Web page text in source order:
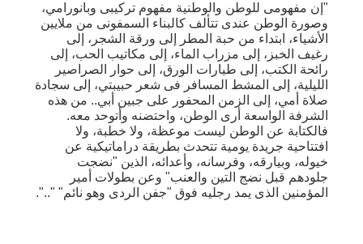
"إن مفهومى للوطن والوطنية مفهوم تركيبى وبانورامي،
وصورة الوطن عندى تتألف كالبناء السمفونى من ملايين
الأشياء، ابتداء من حبة المطر إلى ورقة الشجر، إلى
رغيف الخبز، إلى مزراب الماء، إلى مكاتيب الحب، إلى
رائحة الكتب، إلى طيارات الورق، إلى حوار الصراصير
الليلية، إلى المشط المسافر فى شعر حبيبتي، إلى سجادة
صلاة أمي، إلى الزمن المحفور على جبين أبي.. من هذه
الشرفة الواسعة أرى الوطن، واحتضنه وأتوحد معه.
فالكتابة عن الوطن ليست موعظة، ولا خطبة، ولا
افتتاحية جريدة يومية تتحدث بطريقة دراماتيكية عن
خيوله، وبيارقه، وفرسانه، وأعدائه، الذين "نضجت
جلودهم قبل نضج التين والعنب" وعن بطولات أمير
المؤمنين الذى يمد رجليه فوق "جفن الردى وهو نائم" "..".